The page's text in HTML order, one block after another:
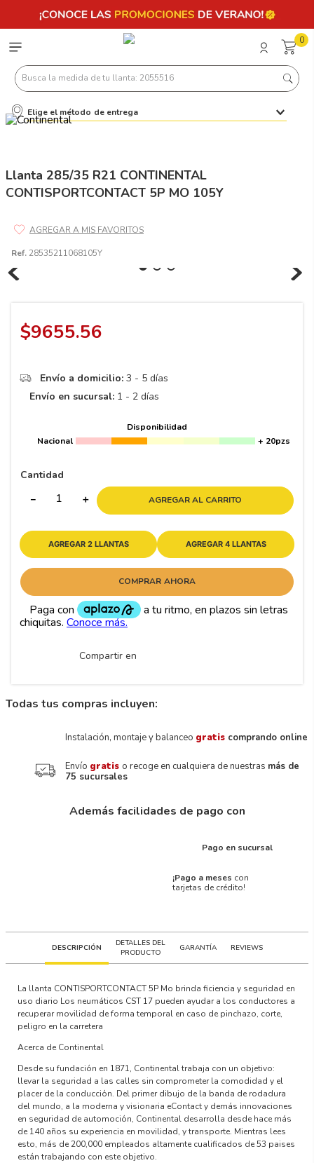
0
Busca la medida de tu llanta: 2055516
Elige el método de entrega
Llanta 285/35 R21 CONTINENTAL
CONTISPORTCONTACT 5P MO 105Y
Ref. 28535211068105Y
$9655.56
Envío a domicilio: 3 - 5 días
Envío en sucursal: 1 - 2 días
Disponibilidad
Nacional
+ 20pzs
Cantidad
＋
－ AGREGAR AL CARRITO
AGREGAR 2 LLANTAS AGREGAR 4 LLANTAS
COMPRAR AHORA
Compartir en
Todas tus compras incluyen:
Instalación, montaje y balanceo gratis comprando online
Envío gratis o recoge en cualquiera de nuestras más de
75 sucursales
Además facilidades de pago con
Pago en sucursal
¡Pago a meses con
tarjetas de crédito!
DESCRIPCIÓN
DETALLES DEL
PRODUCTO
GARANTÍA REVIEWS
La llanta CONTISPORTCONTACT 5P Mo brinda ficiencia y seguridad en
uso diario Los neumáticos CST 17 pueden ayudar a los conductores a
recuperar movilidad de forma temporal en caso de pinchazo, corte,
peligro en la carretera
Acerca de Continental
Desde su fundación en 1871, Continental trabaja con un objetivo:
llevar la seguridad a las calles sin comprometer la comodidad y el
placer de la conducción. Del primer dibujo de la banda de rodadura
del mundo, a la moderna y visionaria eContact y demás innovaciones
en seguridad de automoción, Continental desarrolla desde hace más
de 140 años su experiencia en movilidad, y transporte. Mientras lees
esto, más de 200,000 empleados altamente cualificados de 53 paises
están trabajando con este objetivo.
Términos más buscados
3. 225
6 205